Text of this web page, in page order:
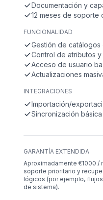
Documentación y
12 meses de soporte
FUNCIONALIDAD
Gestión de
Control de atributos y
Acceso de usuario
Actualizaciones
INTEGRACIONES
Importación/
Sincronización
GARANTÍA EXTENDIDA
Aproximadamente €1000 /
soporte prioritario y
lógicos (por ejemplo,
de sistema).